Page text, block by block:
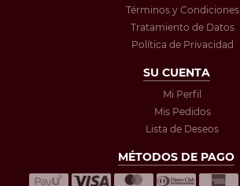
Términos y Condiciones
Tratamiento de Datos
Política de Privacidad
SU CUENTA
Mi Perfil
Mis Pedidos
Lista de Deseos
MÉTODOS DE PAGO